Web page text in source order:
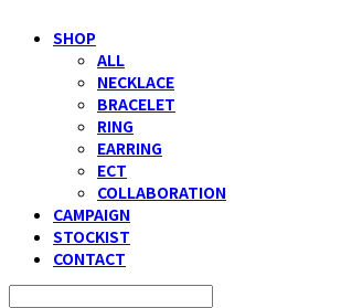
SHOP
ALL
NECKLACE
BRACELET
RING
EARRING
ECT
COLLABORATION
CAMPAIGN
STOCKIST
CONTACT